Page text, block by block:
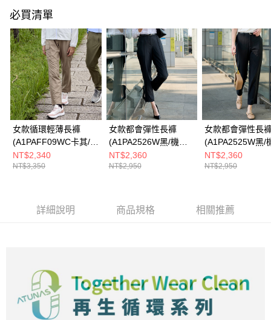
醒簡訊。
帳／街口支付／iPASS MONEY」等通路繳費。
【注意事項】
1.本服務係由「台灣大哥大股份有限公司」（以下簡稱本公司）所提供，讓
用戶於交易時，得透過本服務購買商品或服務，並由商店將買賣／分期付款
買賣價金債權讓與本公司後，依約使用本公司帳單繳交帳款。
2.基於同意付款使用「大哥付你分期」之契約關係目的，商店將以您的個人
資料（包含姓名、電話或地址）提供予台灣大哥大進項蒐集、處理及利用，
由本公司與您本人進行分期帳單所需資料之確認、核對及更正。
3.完整用戶服務條款，請詳閱以下連結：https://oppay.tw/userRule
付款後全家取貨
每筆NT$80，滿NT$790(含以上)免運費
萊爾富取貨付款
每筆NT$80，滿NT$790(含以上)免運費
付款後萊爾富取貨
每筆NT$80，滿NT$790(含以上)免運費
7-11取貨付款
每筆NT$80，滿NT$790(含以上)免運費
付款後7-11取貨
新竹貨運
付款後門市自取
每筆NT$80，滿NT$790(含以上)免運費
必買清單
女款循環輕薄長褲
(A1PAFF09WC卡其/工
裝感/多口袋設計/都會
休閒)
NT$2,340
NT$3,350
女款都會彈性長褲
(A1PA2526W黑/機能
長褲/休閒長褲/商務長
褲)
NT$2,360
NT$2,950
女款都會彈性長
(A1PA2525W黑/
長褲/休閒長褲/商
褲)
NT$2,360
NT$2,950
詳細說明 商品規格 相關推薦